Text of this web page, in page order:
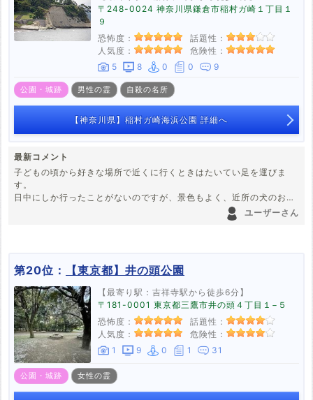
〒248-0024 神奈川県鎌倉市稲村ガ崎１丁目１
９
恐怖度：
話題性：
人気度：
危険性：
5
8 0 0 9
公園・城跡 男性の霊 自殺の名所
【神奈川県】稲村ガ崎海浜公園 詳細へ
最新コメント
子どもの頃から好きな場所で近くに行くときはたいてい足を運びま
す。
日中にしか行ったことがないのですが、景色もよく、近所の犬のお散
整備された道があるので崖の上まで行くと良い眺めなのですが、昔は
スポットと呼ばれてると知ればそうなのか、という感じですが知らな
ければ普通の公園です。
ユーザーさん
第20位： 【東京都】井の頭公園
【最寄り駅：吉祥寺駅から徒歩6分】
〒181-0001 東京都三鷹市井の頭４丁目１−５
恐怖度：
話題性：
人気度：
危険性：
1
9 0 1 31
公園・城跡 女性の霊